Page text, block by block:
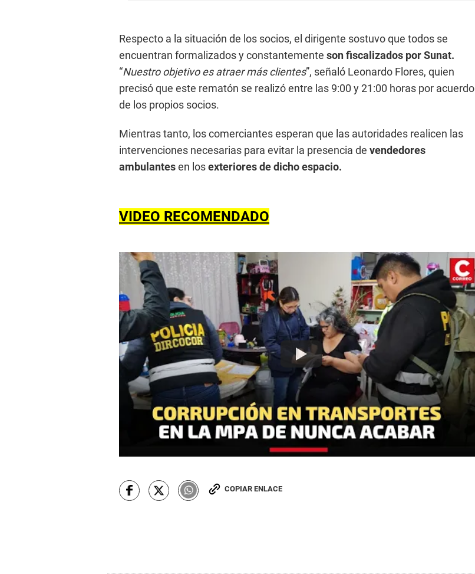
Respecto a la situación de los socios, el dirigente sostuvo que todos se
encuentran formalizados y constantemente son fiscalizados por Sunat.
“Nuestro objetivo es atraer más clientes”, señaló Leonardo Flores, quien
precisó que este rematón se realizó entre las 9:00 y 21:00 horas por acuerdo
de los propios socios.
Mientras tanto, los comerciantes esperan que las autoridades realicen las
intervenciones necesarias para evitar la presencia de vendedores
ambulantesen losexteriores de dicho espacio.
VIDEO RECOMENDADO
COPIAR ENLACE